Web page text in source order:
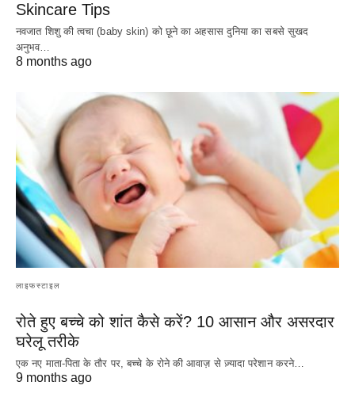
Skincare Tips
नवजात शिशु की त्वचा (baby skin) को छूने का अहसास दुनिया का सबसे सुखद
अनुभव…
8 months ago
लाइफस्टाइल
रोते हुए बच्चे को शांत कैसे करें? 10 आसान और असरदार
घरेलू तरीके
एक नए माता-पिता के तौर पर, बच्चे के रोने की आवाज़ से ज़्यादा परेशान करने…
9 months ago